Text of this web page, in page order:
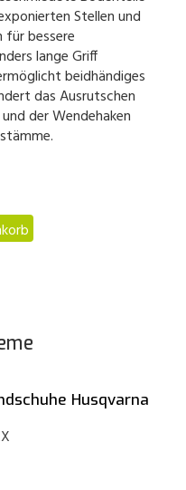
Stellen und
für bessere
lange Griff
beidhändiges
das Ausrutschen
der Wendehaken
Husqvarna